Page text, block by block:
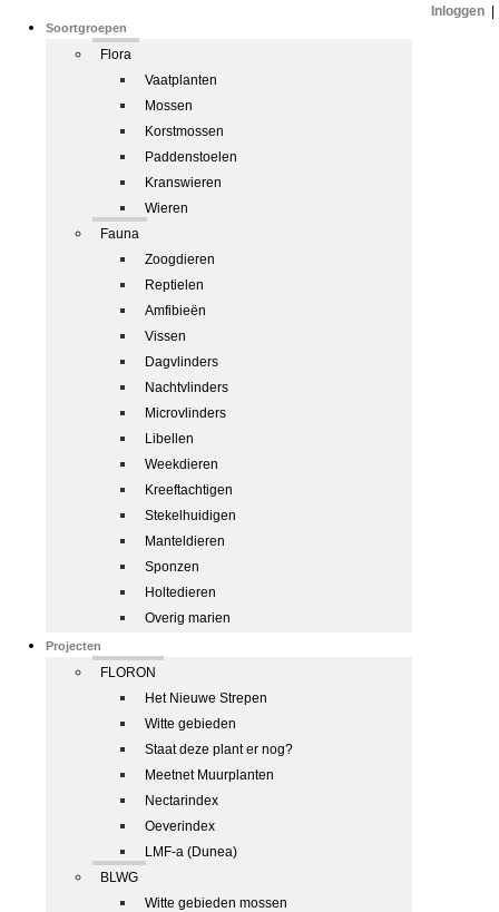
Soortgroepen
Flora
Vaatplanten
Mossen
Korstmossen
Paddenstoelen
Kranswieren
Wieren
Fauna
Zoogdieren
Reptielen
Amfibieën
Vissen
Dagvlinders
Nachtvlinders
Microvlinders
Libellen
Weekdieren
Kreeftachtigen
Stekelhuidigen
Manteldieren
Sponzen
Holtedieren
Overig marien
Projecten
FLORON
Het Nieuwe Strepen
Witte gebieden
Staat deze plant er nog?
Meetnet Muurplanten
Nectarindex
Oeverindex
LMF-a (Dunea)
BLWG
Witte gebieden mossen
Inloggen